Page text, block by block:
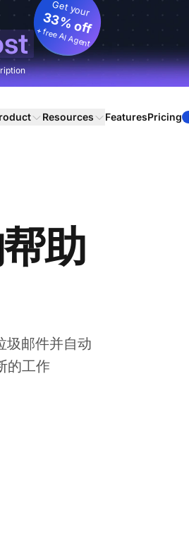
Get your
33% off
+ free AI Agent
Resources FeaturesPricing
助
圾邮件并自动
的工作